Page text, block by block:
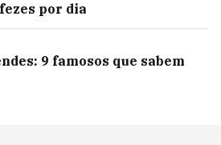
por dia
9 famosos que sabem